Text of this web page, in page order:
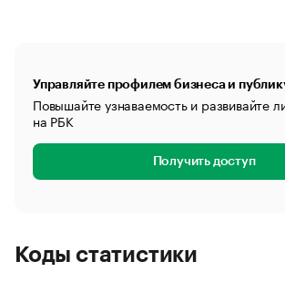
Управляйте профилем бизнеса и
Повышайте узнаваемость и развивайте
на РБК
Получить доступ
Коды статистики